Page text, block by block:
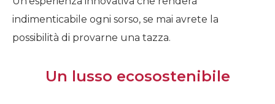
indimenticabile ogni sorso, se mai avrete la
possibilità di provarne una tazza.
Un lusso ecosostenibile